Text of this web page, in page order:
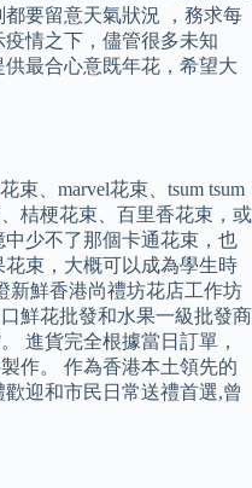
要留意天氣狀況 ，務求每
情之下，儘管很多未知
最合心意既年花，希望大
束、marvel花束、tsum tsum
桔梗花束、百里香花束，或
少不了那個卡通花束，也
束，大概可以成為學生時
新鮮香港尚禮坊花店工作坊
鮮花批發和水果一級批發商
進貨完全根據當日訂單，
作。 作為香港本土領先的
迎和市民日常送禮首選,曾